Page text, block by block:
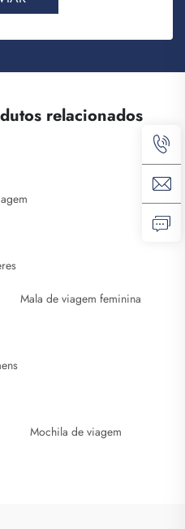
relacionados
Mala de viagem feminina
Mochila de viagem